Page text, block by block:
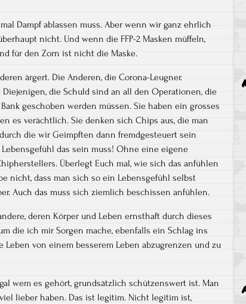
Dampf ablassen muss. Aber wenn wir ganz ehrlich
nicht. Und wenn die FFP-2 Masken müffeln,
für den Zorn ist nicht die Maske.
ärgert. Die Anderen, die Corona-Leugner.
die Schuld sind an all den Operationen, die
geschoben werden müssen. Sie haben ein grosses
es verächtlich. Sie denken sich Chips aus, die man
die wir Geimpften dann fremdgesteuert sein
das sein muss! Ohne eine eigene
Überlegt Euch mal, wie sich das anfühlen
nicht, dass man sich so ein Lebensgefühl selbst
Auch das muss sich ziemlich beschissen anfühlen.
deren Körper und Leben ernsthaft durch dieses
die ich mir Sorgen mache, ebenfalls ein Schlag ins
Leben von einem besserem Leben abzugrenzen und zu
wem es gehört, grundsätzlich schützenswert ist. Man
lieber haben. Das ist legitim. Nicht legitim ist,